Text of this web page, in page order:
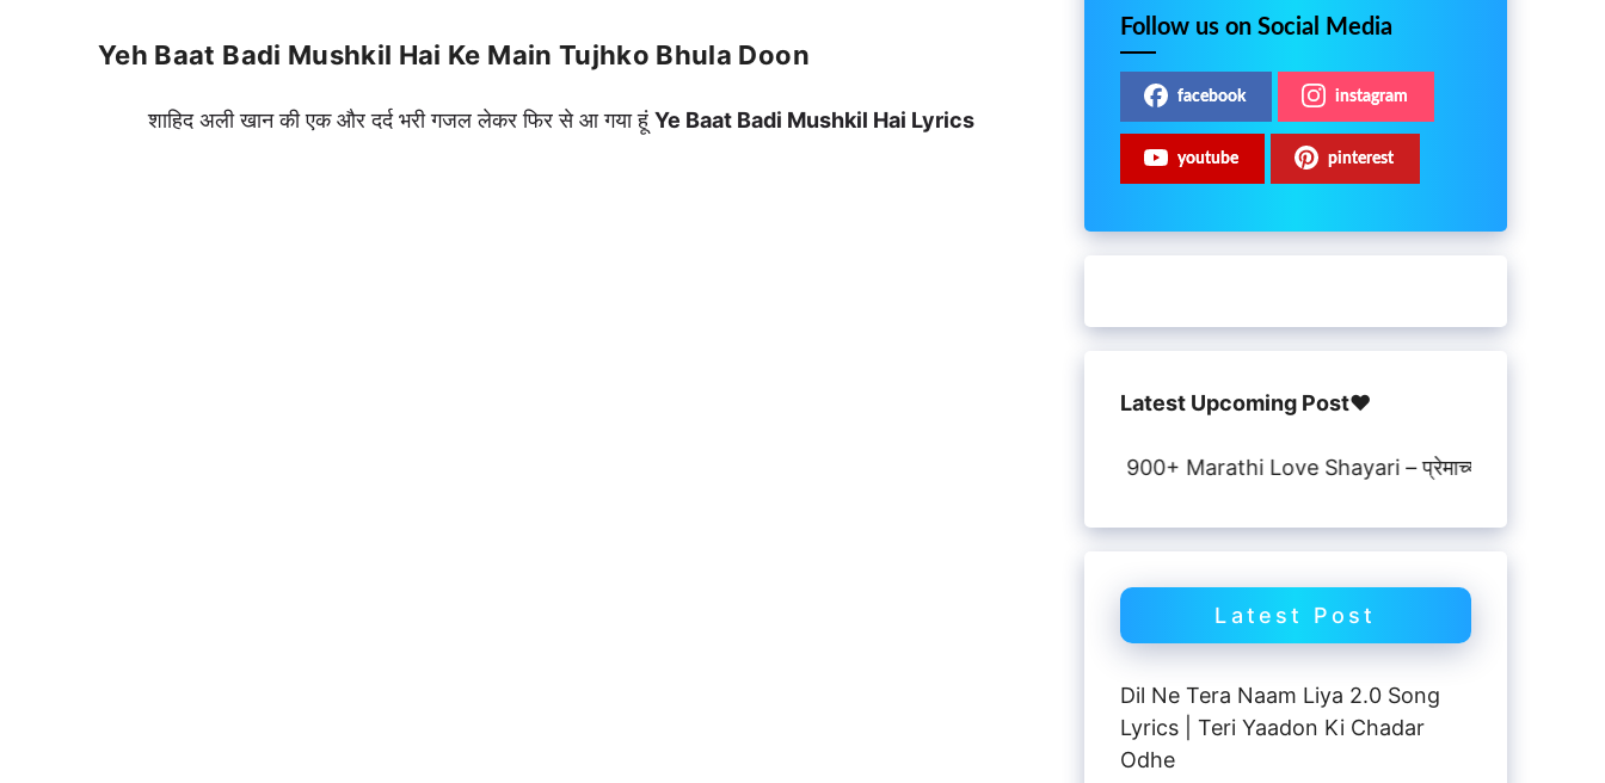
Yeh Baat Badi Mushkil Hai Ke Main Tujhko Bhula Doon
शाहिद अली खान की एक और दर्द भरी गजल लेकर फिर से आ गया हूं Ye Baat Badi Mushkil Hai Lyrics
Follow us on Social Media
facebook instagram
youtube pinterest
Latest Upcoming Post♥️
Best 900+ Marathi Love Shayari – प्रेमाच्या भावना सांगणाऱ्या सुंदर
Latest Post
Dil Ne Tera Naam Liya 2.0 Song
Lyrics | Teri Yaadon Ki Chadar
Odhe